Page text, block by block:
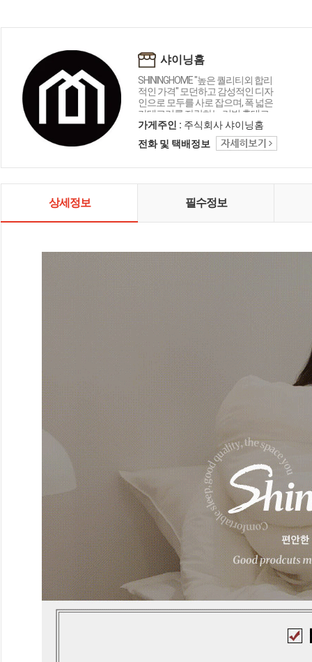
샤이닝홈
SHININGHOME "높은 퀄리티외 합리
적인 가격" 모던하고 감성적인 디자
인으로 모두를 사로 잡으며, 폭 넓은
카테고리를 자랑하는 리빙 홈데코
인테리어 샤이닝홈입니다.
가게주인 : 주식회사 샤이닝홈
전화 및 택배정보
상세정보 필수정보